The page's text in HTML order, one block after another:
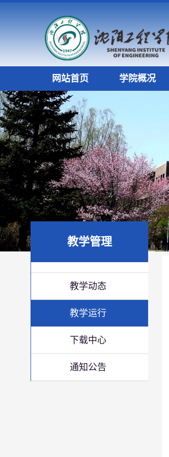
网站首页 学院概况
教学管理
教学动态
教学运行
下载中心
通知公告